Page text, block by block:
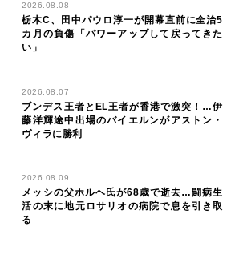
2026.08.08
栃木C、田中パウロ淳一が開幕直前に全治5
カ月の負傷「パワーアップして戻ってきた
い」
2026.08.07
ブンデス王者とEL王者が香港で激突！…伊
藤洋輝途中出場のバイエルンがアストン・
ヴィラに勝利
2026.08.09
メッシの父ホルヘ氏が68歳で逝去…闘病生
活の末に地元ロサリオの病院で息を引き取
る